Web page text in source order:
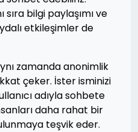
sıra bilgi paylaşımı ve
etkileşimler de
zamanda anonimlik
çeker. İster isminizi
adıyla sohbete
daha rahat bir
teşvik eder.